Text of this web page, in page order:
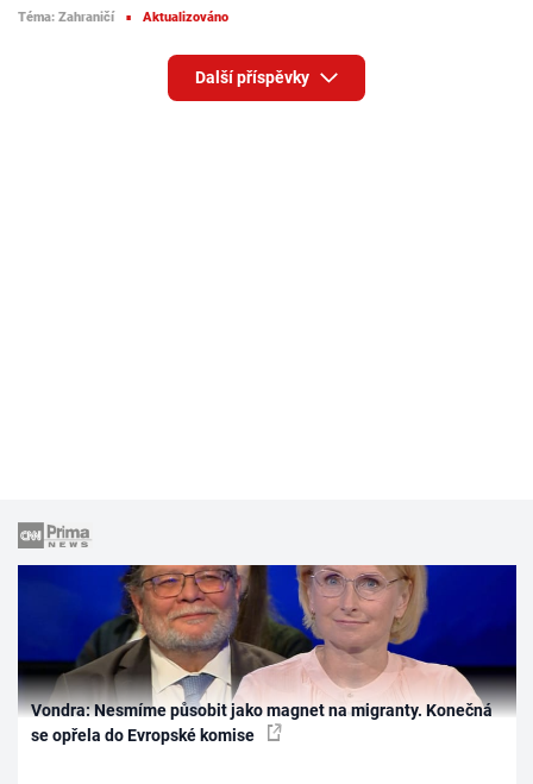
Téma: Zahraničí ■ Aktualizováno
Další příspěvky
Vondra: Nesmíme působit jako magnet na migranty. Konečná
se opřela do Evropské komise